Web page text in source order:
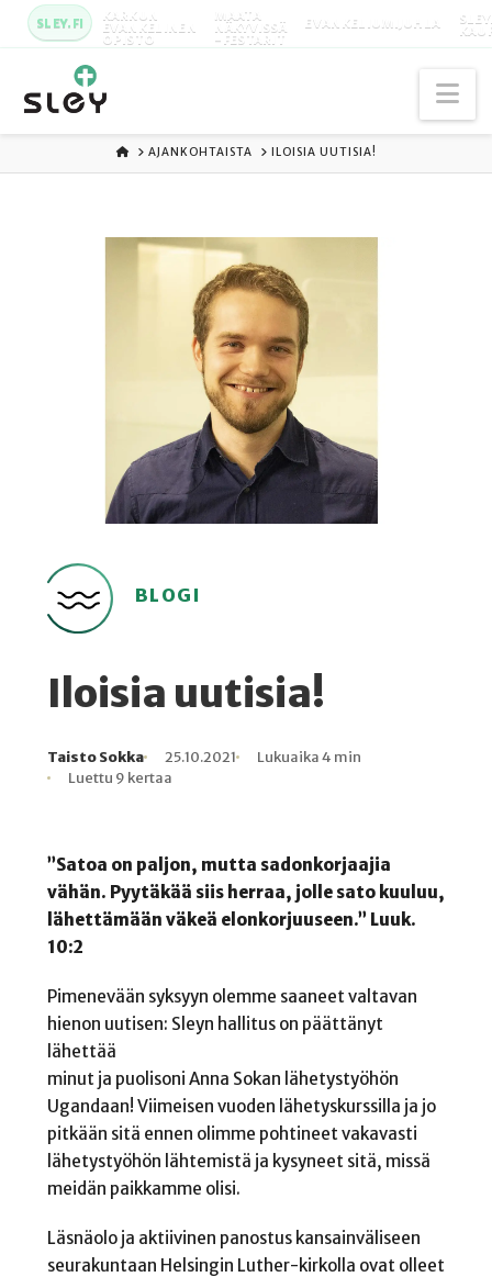
SLEY.FI KARKUN
EVANKELINEN
OPISTO
MAATA
NÄKYVISSÄ
-FESTARIT
EVANKELIUMIJUHLA
ETUSIVU
AJANKOHTAISTA ILOISIA UUTISIA!
BLOGI
Iloisia uutisia!
Kirjoittaja
Taisto Sokka
Julkaistu
25.10.2021
Lukuaika
Lukuaika 4 min
Lukukertoja
Luettu 9 kertaa
”Satoa on paljon, mutta sadonkorjaajia
vähän. Pyytäkää siis herraa, jolle sato kuuluu,
lähettämään väkeä elonkorjuuseen.” Luuk.
10:2
Pimenevään syksyyn olemme saaneet valtavan
hienon uutisen: Sleyn hallitus on päättänyt
lähettää
minut ja puolisoni Anna Sokan lähetystyöhön
Ugandaan! Viimeisen vuoden lähetyskurssilla ja jo
pitkään sitä ennen olimme pohtineet vakavasti
lähetystyöhön lähtemistä ja kysyneet sitä, missä
meidän paikkamme olisi.
Läsnäolo ja aktiivinen panostus kansainväliseen
seurakuntaan Helsingin Luther-kirkolla ovat olleet